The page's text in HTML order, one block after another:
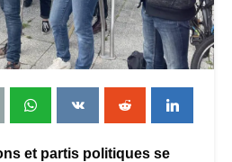
et partis politiques se